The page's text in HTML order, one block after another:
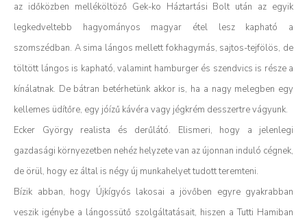
az időközben melléköltöző Gek-ko Háztartási Bolt után az egyik
legkedveltebb hagyományos magyar étel lesz kapható a
szomszédban. A sima lángos mellett fokhagymás, sajtos-tejfölös, de
töltött lángos is kapható, valamint hamburger és szendvics is része a
kínálatnak. De bátran betérhetünk akkor is, ha a nagy melegben egy
kellemes üdítőre, egy jóízű kávéra vagy jégkrém desszertre vágyunk.
Ecker György realista és derűlátó. Elismeri, hogy a jelenlegi
gazdasági környezetben nehéz helyzete van az újonnan induló cégnek,
de örül, hogy ez által is négy új munkahelyet tudott teremteni.
Bízik abban, hogy Újkígyós lakosai a jövőben egyre gyakrabban
veszik igénybe a lángossütő szolgáltatásait, hiszen a Tutti Hamiban